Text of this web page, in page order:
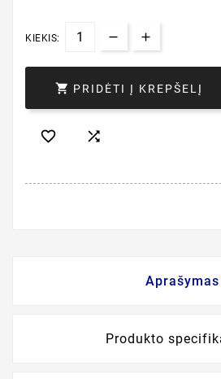
KIEKIS:
 PRIDĖTI Į KREPŠELĮ
 
Aprašymas
Produkto